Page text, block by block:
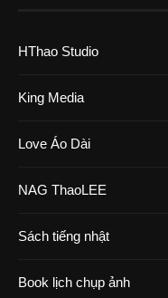
HThao Studio
King Media
Love Áo Dài
NAG ThaoLEE
Sách tiếng nhật
Book lịch chụp ảnh